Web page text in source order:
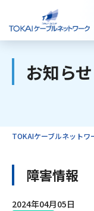
ご検
お知らせ
TOKAIケーブルネットワ
障害情報
2024年04月05日